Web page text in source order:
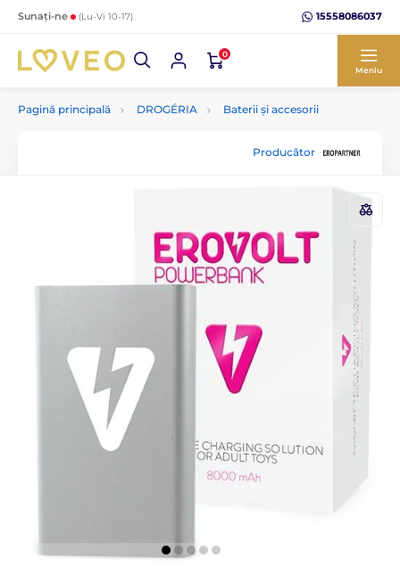
Sunați-ne (Lu-Vi 10-17) 15558086037
0
Meniu
Pagină principală DROGÉRIA Baterii și accesorii
Producător